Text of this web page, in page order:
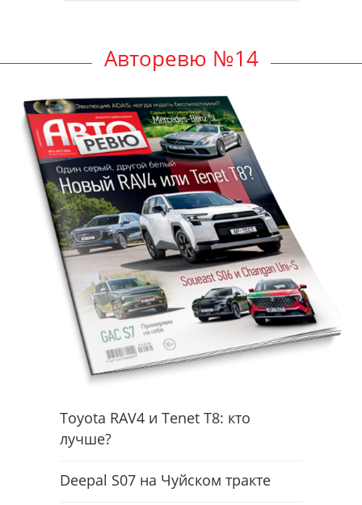
Авторевю №14
Toyota RAV4 и Tenet T8: кто
лучше?
Deepal S07 на Чуйском тракте